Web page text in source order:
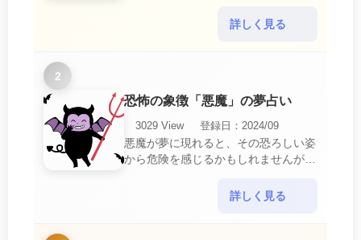
中で感じるわずらわしさやストレスか
詳しく見る
2
恐怖の象徴「悪魔」の夢占い
3029 View
登録日：2024/09
悪魔が夢に現れると、その恐ろしい姿
から危険を感じるかもしれませんが、
詳しく見る